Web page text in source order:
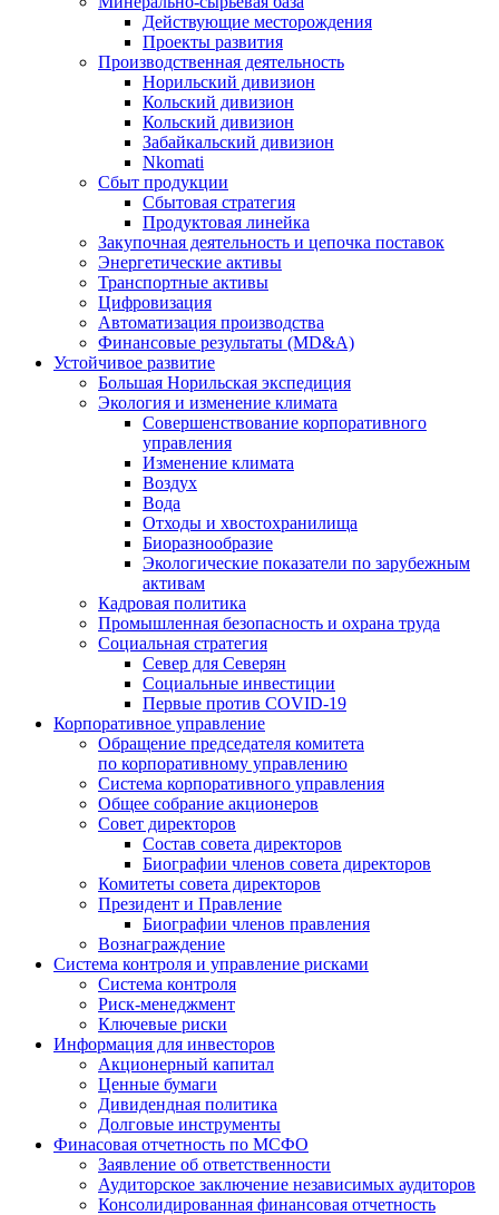
Действующие месторождения
Проекты развития
Производственная деятельность
Норильский дивизион
Кольский дивизион
Кольский дивизион
Забайкальский дивизион
Nkomati
Сбыт продукции
Сбытовая стратегия
Продуктовая линейка
Закупочная деятельность и цепочка поставок
Энергетические активы
Транспортные активы
Цифровизация
Автоматизация производства
Финансовые результаты (MD&A)
Устойчивое развитие
Большая Норильская экспедиция
Экология и изменение климата
Совершенствование корпоративного
управления
Изменение климата
Воздух
Вода
Отходы и хвостохранилища
Биоразнообразие
Экологические показатели по зарубежным
активам
Кадровая политика
Промышленная безопасность и охрана труда
Социальная стратегия
Север для Северян
Социальные инвестиции
Первые против COVID‑19
Корпоративное управление
Обращение председателя комитета
по корпоративному управлению
Система корпоративного управления
Общее собрание акционеров
Совет директоров
Состав совета директоров
Биографии членов совета директоров
Комитеты совета директоров
Президент и Правление
Биографии членов правления
Вознаграждение
Система контроля и управление рисками
Система контроля
Риск-менеджмент
Ключевые риски
Информация для инвесторов
Акционерный капитал
Ценные бумаги
Дивидендная политика
Долговые инструменты
Финасовая отчетность по МСФО
Заявление об ответственности
Аудиторское заключение независимых аудиторов
Консолидированная финансовая отчетность